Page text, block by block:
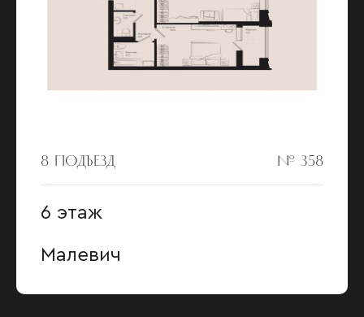
8 ПОДЪЕЗД № 358
6 этаж
Малевич